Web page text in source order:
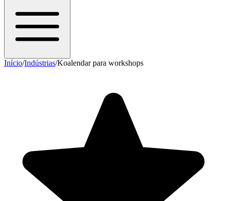
Início/Indústrias/Koalendar para workshops